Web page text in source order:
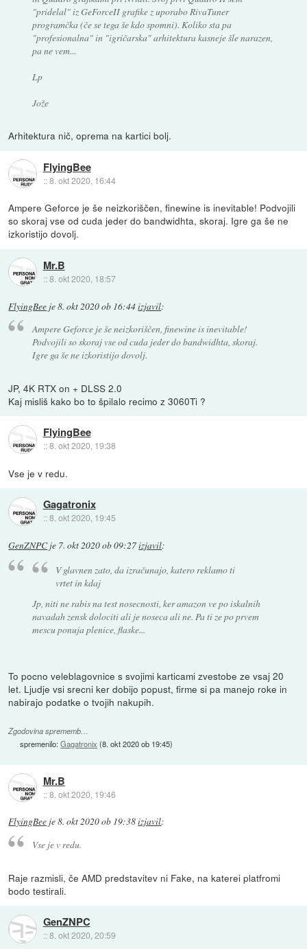
"pridelal" iz GeForceII grafike z uporabo RivaTuner
programčka (če se tega še kdo spomni). Koliko sta pa
"profesionalna" in "igričarska" arhitektura kasneje šle narazen,
pa ne vem...
Lp
Jože
Arhitektura nič, oprema na kartici bolj.
FlyingBee
::8. okt 2020, 16:44
Ampere Geforce je še neizkoriščen, finewine is inevitable! Podvojili
so skoraj vse od cuda jeder do bandwidhta, skoraj. Igre ga še ne
izkoristijo dovolj.
Mr.B
::8. okt 2020, 18:57
FlyingBee je8. okt 2020 ob 16:44izjavil:
Ampere Geforce je še neizkoriščen, finewine is inevitable!
Podvojili so skoraj vse od cuda jeder do bandwidhta, skoraj.
Igre ga še ne izkoristijo dovolj.
JP, 4K RTX on + DLSS 2.0
Kaj misliš kako bo to špilalo recimo z 3060Ti ?
FlyingBee
::8. okt 2020, 19:38
Vse je v redu.
Gagatronix
::8. okt 2020, 19:45
GenZNPCje 7. okt 2020 ob 09:27izjavil:
V glavnen zato, da izračunajo, katero reklamo ti
vrtet in kdaj
Jp, niti ne rabis na test nosecnosti, ker amazon ve po iskalnih
navadah zensk dolociti ali je noseca ali ne. Pa ti ze po prvem
mescu ponuja plenice, flaske...
To pocno veleblagovnice s svojimi karticami zvestobe ze vsaj 20
let. Ljudje vsi srecni ker dobijo popust, firme si pa manejo roke in
nabirajo podatke o tvojih nakupih.
Zgodovina sprememb…
spremenilo:Gagatronix (8. okt 2020 ob 19:45)
Mr.B
::8. okt 2020, 19:46
FlyingBee je8. okt 2020 ob 19:38izjavil:
Vse je v redu.
Raje razmisli, če AMD predstavitev ni Fake, na katerei platfromi
bodo testirali.
GenZNPC
::8. okt 2020, 20:59